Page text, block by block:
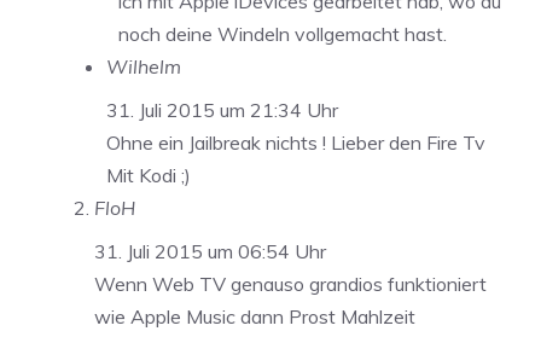
noch deine Windeln vollgemacht hast.
Wilhelm
31. Juli 2015 um 21:34 Uhr
Ohne ein Jailbreak nichts ! Lieber den Fire Tv
Mit Kodi ;)
FloH
31. Juli 2015 um 06:54 Uhr
Wenn Web TV genauso grandios funktioniert
wie Apple Music dann Prost Mahlzeit